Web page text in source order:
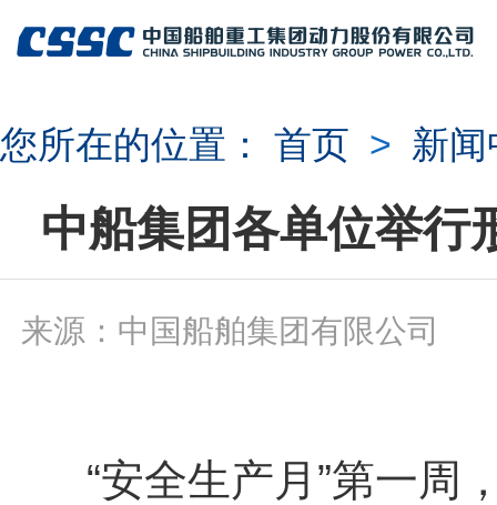
您所在的位置： 首页 > 新
中船集团各单位举行
来源：中国船舶集团有
“安全生产月”第一周